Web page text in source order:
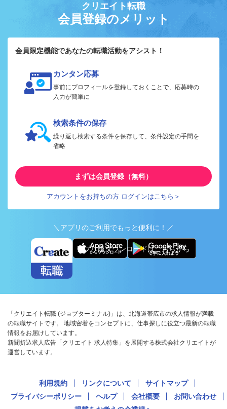
クリエイト転職
会員登録のメリット
会員限定機能であなたの転職活動をアシスト！
カンタン応募
事前にプロフィールを登録しておくことで、応募時の
入力が簡単に
検索条件の保存
繰り返し検索する条件を保存して、条件設定の手間を
省略
まずは会員登録（無料）
アカウントをお持ちの方 ログインはこちら＞
＼アプリのご利用でもっと便利に！／
アプリ版ダウンロードはこちらから
「クリエイト転職 (ジョブターミナル)」は、北海道帯広市の求人情報が満載
の転職サイトです。 地域密着をコンセプトに、仕事探しに役立つ最新の転職
情報をお届けしています。
新聞折込求人広告「クリエイト 求人特集」を展開する株式会社クリエイトが
運営しています。
利用規約 リンクについて
サイトマップ
プライバシーポリシー
ヘルプ 会社概要
お問い合わせ